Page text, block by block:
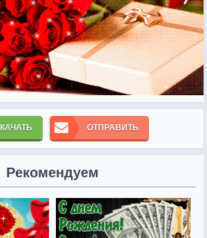
ОТПРАВИТЬ
Рекомендуем